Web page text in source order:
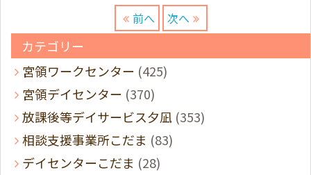
前へ 次へ
カテゴリー
宮領ワークセンター (425)
宮領デイセンター (370)
放課後等デイサービス夕凪 (353)
相談支援事業所こだま (83)
デイセンターこだま (28)